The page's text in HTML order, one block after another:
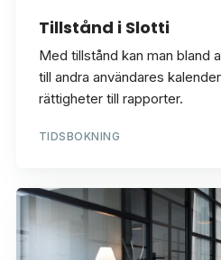
Tillstånd i Slotti
Med tillstånd kan man bland
till andra användares
rättigheter till rapporter.
TIDSBOKNING